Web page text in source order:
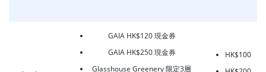
GAIA HK$120 現金券
GAIA HK$250 現金券
Glasshouse Greenery 限定3層
HK$100